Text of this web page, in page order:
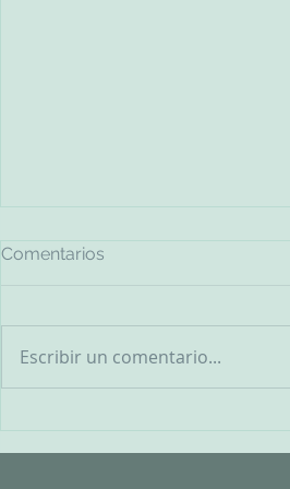
Comentarios
Escribir un comentario...